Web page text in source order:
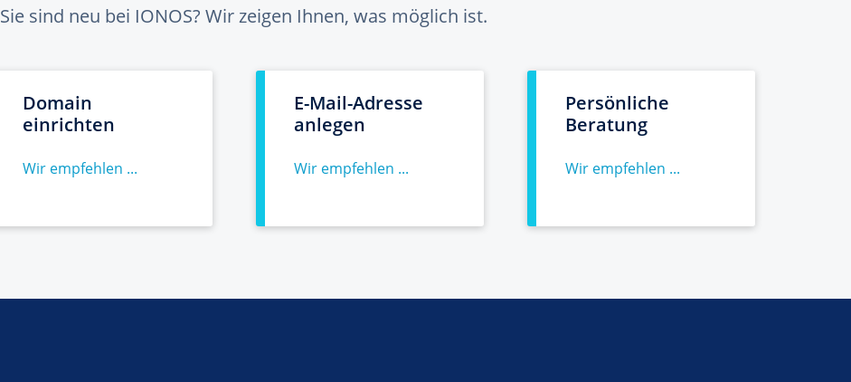
Sie sind neu bei IONOS? Wir zeigen Ihnen, was möglich ist.
Domain
einrichten
Wir empfehlen ...
E-Mail-Adresse
anlegen
Wir empfehlen ...
Persönliche
Beratung
Wir empfehlen ...